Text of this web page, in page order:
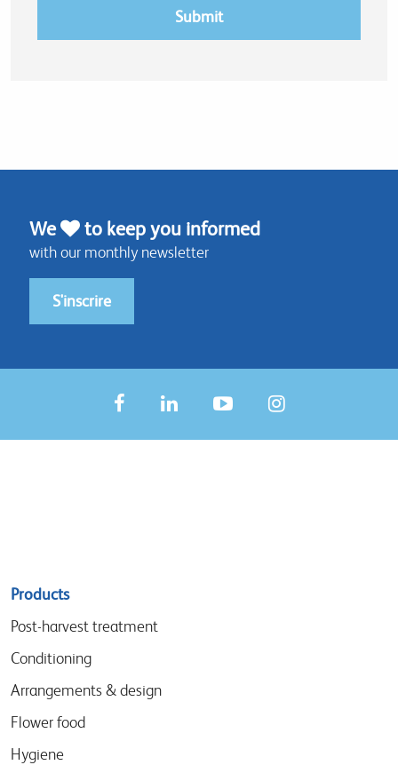
We to keep you informed
with our monthly newsletter
S'inscrire
Sitemap
menu
Products
Post-harvest treatment
Conditioning
Arrangements & design
Flower food
Hygiene